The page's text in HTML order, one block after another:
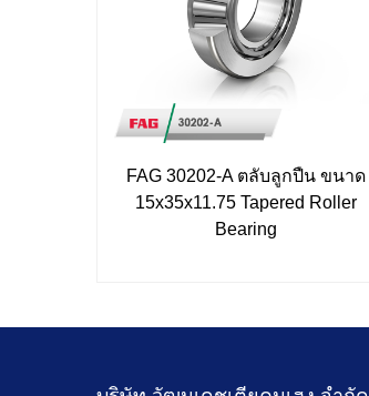
FAG 30202-A ตลับลูกปืน ขนาด
15x35x11.75 Tapered Roller
Bearing